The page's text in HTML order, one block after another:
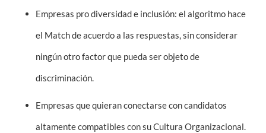
Empresas pro diversidad e inclusión: el algoritmo hace
el Match de acuerdo a las respuestas, sin considerar
ningún otro factor que pueda ser objeto de
discriminación.
Empresas que quieran conectarse con candidatos
altamente compatibles con su Cultura Organizacional.